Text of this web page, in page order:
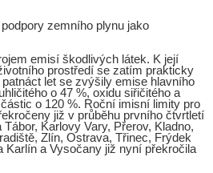
zemního plynu jako
emisí škodlivých látek. K její
prostředí se zatím prakticky
let se zvýšily emise hlavního
o 47 %, oxidu siřičitého a
o 120 %. Roční imisní limity pro
již v průběhu prvního čtvrtletí
Karlovy Vary, Přerov, Kladno,
Zlín, Ostrava, Třinec, Frýdek
Karlín a Vysočany již nyní překročila